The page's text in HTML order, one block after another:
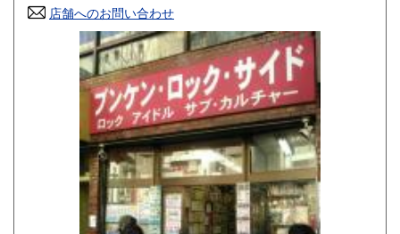
高知県 430円
430円 長崎県
430円 大分県
430円 鹿児島県
430円
店舗へのお問い合わせ